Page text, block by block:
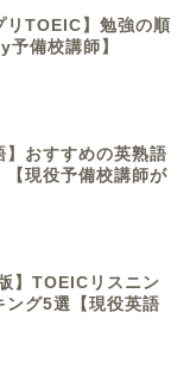
リTOEIC】勉強の順
予備校講師】
】おすすめの英熟語
【現役予備校講師が
】TOEICリスニン
ング5選【現役英語